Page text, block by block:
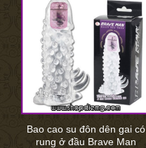
Bao cao su đôn dên gai có
rung ở đầu Brave Man